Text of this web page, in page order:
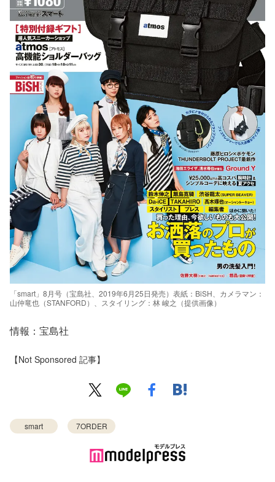
「smart」8月号（宝島社、2019年6月25日発売）表紙：BiSH、カメラマン：
山仲竜也（STANFORD）、スタイリング：林 峻之（提供画像）
情報：宝島社
【Not Sponsored 記事】
smart 7ORDER